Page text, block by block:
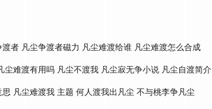
渡者 凡尘争渡者磁力 凡尘难渡给谁 凡尘难渡怎么合成
尘难渡有用吗 凡尘不渡我 凡尘寂无争小说 凡尘自渡简介
思 凡尘难渡我 主题 何人渡我出凡尘 不与桃李争凡尘